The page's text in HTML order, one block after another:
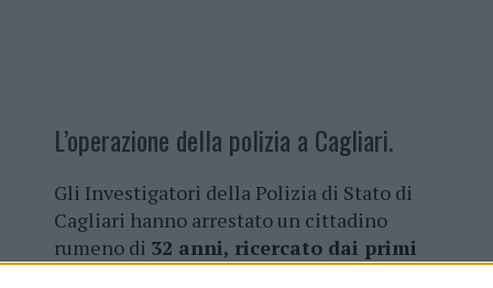
L’operazione della polizia a Cagliari.
Gli Investigatori della Polizia di Stato di
Cagliari hanno arrestato un cittadino
rumeno di 32 anni, ricercato dai primi